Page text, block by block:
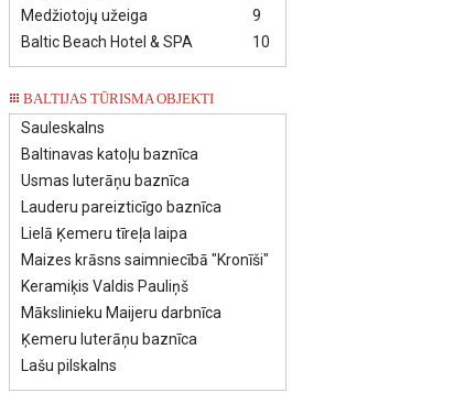
9
Medžiotojų užeiga
10
Baltic Beach Hotel & SPA
BALTIJAS TŪRISMA OBJEKTI
Sauleskalns
Baltinavas katoļu baznīca
Usmas luterāņu baznīca
Lauderu pareizticīgo baznīca
Lielā Ķemeru tīreļa laipa
Maizes krāsns saimniecībā "Kronīši"
Keramiķis Valdis Pauliņš
Mākslinieku Maijeru darbnīca
Ķemeru luterāņu baznīca
Lašu pilskalns